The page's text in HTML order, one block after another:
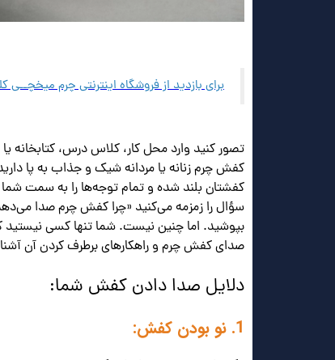
برای بازدید از فروشگاه اینترنتی چرم میخچــی
تصور کنید وارد محل کار، کلاس درس،
کفش چرم زنانه یا مردانه شیک و جذاب به پا
کفشتان بلند شده و تمام توجه‌ها را به سمت
سؤال را زمزمه می‌کنید «چرا کفش چرم صدا
بپوشید. اما چنین نیست. شما تنها کسی نیستید
صدای کفش چرم و راهکارهای برطرف کردن آن
دلایل صدا دادن کفش شما:
1. نو بودن کفش: